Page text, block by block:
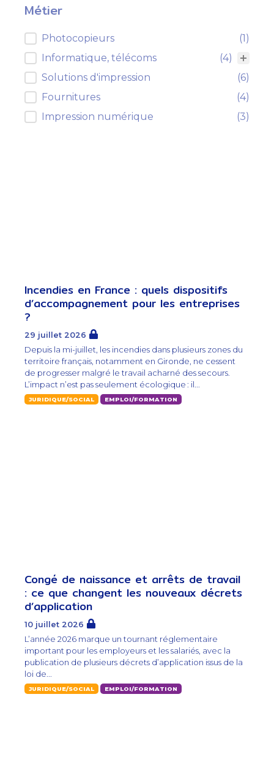
Métier
MétierPhotocopieurs
(1)
Informatique, télécoms
(4)
Solutions d'impression
(6)
Fournitures
(4)
Impression numérique
(3)
Incendies en France : quels dispositifs
d’accompagnement pour les entreprises
?
29 juillet 2026
Depuis la mi-juillet, les incendies dans plusieurs zones du
territoire français, notamment en Gironde, ne cessent
de progresser malgré le travail acharné des secours.
L’impact n’est pas seulement écologique : il...
JURIDIQUE/SOCIAL EMPLOI/FORMATION
Congé de naissance et arrêts de travail
: ce que changent les nouveaux décrets
d’application
10 juillet 2026
L’année 2026 marque un tournant réglementaire
important pour les employeurs et les salariés, avec la
publication de plusieurs décrets d’application issus de la
loi de...
JURIDIQUE/SOCIAL EMPLOI/FORMATION